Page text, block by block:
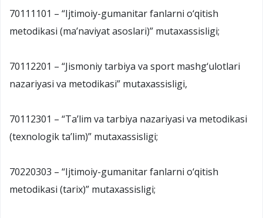
70111101 – “Ijtimoiy-gumanitar fanlarni o‘qitish
metodikasi (ma’naviyat asoslari)” mutaxassisligi;
70112201 – “Jismoniy tarbiya va sport mashg‘ulotlari
nazariyasi va metodikasi” mutaxassisligi,
70112301 – “Ta’lim va tarbiya nazariyasi va metodikasi
(texnologik ta’lim)” mutaxassisligi;
70220303 – “Ijtimoiy-gumanitar fanlarni o‘qitish
metodikasi (tarix)” mutaxassisligi;